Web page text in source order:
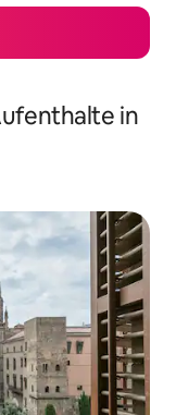
in